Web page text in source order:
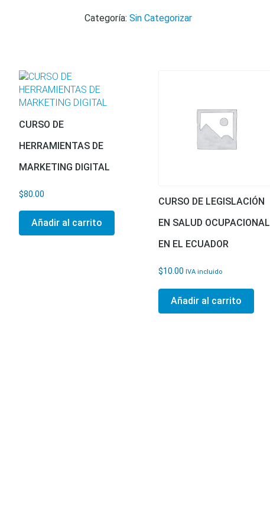
Categoría:Sin Categorizar
CURSO DE
HERRAMIENTAS DE
MARKETING DIGITAL
$80.00
Añadir al carrito
CURSO DE LEGISLACIÓN
EN SALUD OCUPACIONAL
EN EL ECUADOR
$10.00 IVA incluido
Añadir al carrito